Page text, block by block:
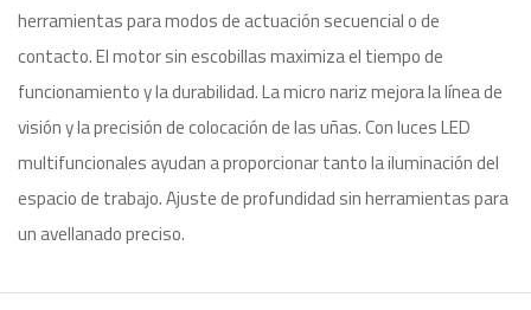
herramientas para modos de actuación secuencial o de
contacto. El motor sin escobillas maximiza el tiempo de
funcionamiento y la durabilidad. La micro nariz mejora la línea de
visión y la precisión de colocación de las uñas. Con luces LED
multifuncionales ayudan a proporcionar tanto la iluminación del
espacio de trabajo. Ajuste de profundidad sin herramientas para
un avellanado preciso.